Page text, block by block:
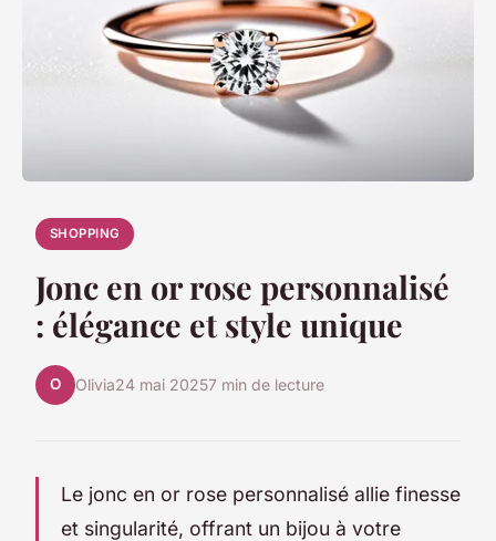
SHOPPING
Jonc en or rose personnalisé
: élégance et style unique
O Olivia24 mai 20257 min de lecture
Le jonc en or rose personnalisé allie finesse
et singularité, offrant un bijou à votre